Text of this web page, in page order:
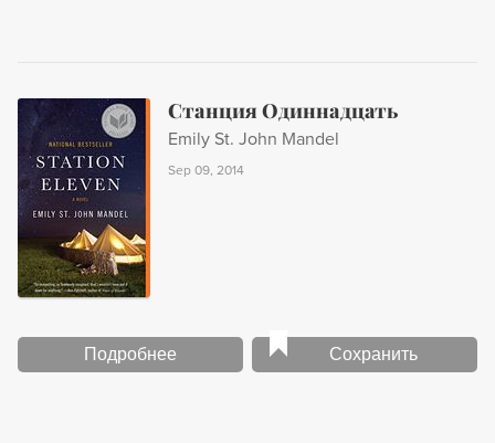
Станция Одиннадцать
Emily St. John Mandel
Sep 09, 2014
Подробнее Сохранить